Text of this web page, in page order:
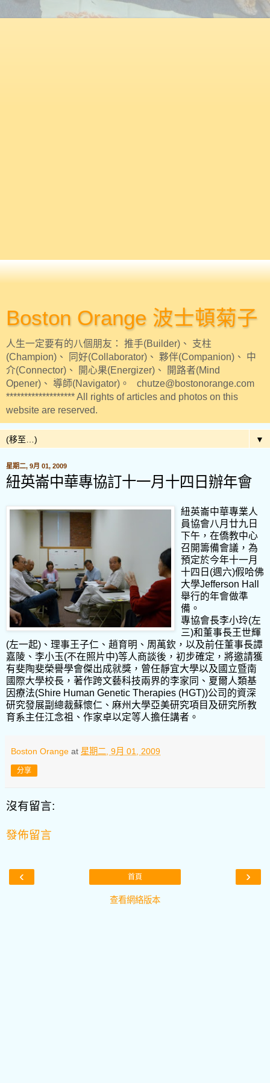
Boston Orange 波士頓菊子
人生一定要有的八個朋友： 推手(Builder)、 支柱
(Champion)、 同好(Collaborator)、 夥伴(Companion)、 中
介(Connector)、 開心果(Energizer)、 開路者(Mind
Opener)、 導師(Navigator)。 chutze@bostonorange.com
******************* All rights of articles and photos on this
website are reserved.
▼
星期二, 9月 01, 2009
紐英崙中華專協訂十一月十四日辦年會
紐英崙中華專業人
員協會八月廿九日
下午，在僑教中心
召開籌備會議，為
預定於今年十一月
十四日(週六)假哈佛
大學Jefferson Hall
舉行的年會做準
備。
專協會長李小玲(左
三)和董事長王世輝
(左一起)、理事王子仁、趙育明、周萬欽，以及前任董事長譚
嘉陵、李小玉(不在照片中)等人商談後，初步確定，將邀請獲
有斐陶斐榮譽學會傑出成就獎，曾任靜宜大學以及國立暨南
國際大學校長，著作跨文藝科技兩界的李家同、夏爾人類基
因療法(Shire Human Genetic Therapies (HGT))公司的資深
研究發展副總裁蘇懷仁、麻州大學亞美研究項目及研究所教
育系主任江念祖、作家卓以定等人擔任講者。
Boston Orange at 星期二, 9月 01, 2009
分享
沒有留言:
發佈留言
‹ ›
首頁
查看網絡版本